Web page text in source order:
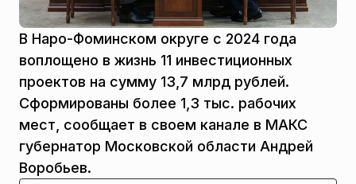
В Наро-Фоминском округе с 2024 года
воплощено в жизнь 11 инвестиционных
проектов на сумму 13,7 млрд рублей.
Сформированы более 1,3 тыс. рабочих
мест, сообщает в своем канале в МАКС
губернатор Московской области Андрей
Воробьев.